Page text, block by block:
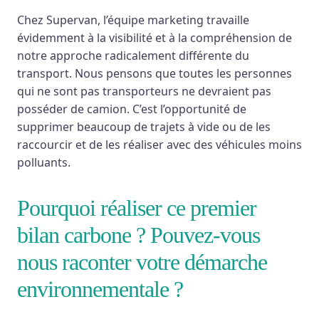
Chez Supervan, l’équipe marketing travaille
évidemment à la visibilité et à la compréhension de
notre approche radicalement différente du
transport. Nous pensons que toutes les personnes
qui ne sont pas transporteurs ne devraient pas
posséder de camion. C’est l’opportunité de
supprimer beaucoup de trajets à vide ou de les
raccourcir et de les réaliser avec des véhicules moins
polluants.
Pourquoi réaliser ce premier
bilan carbone ? Pouvez-vous
nous raconter votre démarche
environnementale ?